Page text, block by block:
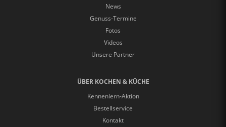
News
Genuss-Termine
Fotos
Videos
Unsere Partner
ÜBER KOCHEN & KÜCHE
Kennenlern-Aktion
Bestellservice
Kontakt